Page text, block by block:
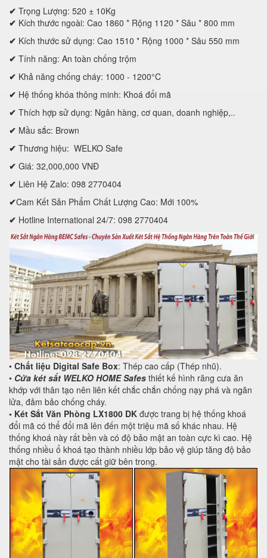
✔ Trọng Lượng: 520 ± 10Kg
✔ Kích thước ngoài: Cao 1860 * Rộng 1120 * Sâu * 800 mm
✔ Kích thước sử dụng: Cao 1510 * Rộng 1000 * Sâu 550 mm
✔ Tính năng: An toàn chống trộm
✔ Khả năng chống cháy: 1000 - 1200°C
✔ Hệ thống khóa thông minh: Khoá đổi mã
✔ Thích hợp sử dụng: Ngân hàng, cơ quan, doanh nghiệp,..
✔ Mầu sắc: Brown
✔ Thương hiệu: WELKO Safe
✔ Giá: 32,000,000 VNĐ
✔ Liên Hệ Zalo: 098 2770404
✔Cam Kết Sản Phẩm Chất Lượng Cao: Mới 100%
✔ Hotline International 24/7: 098 2770404
• Chất liệu Digital Safe Box: Thép cao cấp (Thép nhũ).
• Cửa két sắt WELKO HOME Safes thiết kế hình răng cưa ăn
khớp với thân tạo nên liên kết chắc chắn chống nạy phá và ngăn
lửa, đảm bảo chống cháy.
• Két Sắt Văn Phòng LX1800 DK được trang bị hệ thống khoá
đổi mã có thể đổi mã lên đến một triệu mã số khác nhau. Hệ
thống khoá này rất bền và có độ bảo mật an toàn cực kì cao. Hệ
thống nhiều ổ khoá tạo thành nhiều lớp bảo vệ giúp tăng độ bảo
mật cho tài sản được cất giữ bên trong.